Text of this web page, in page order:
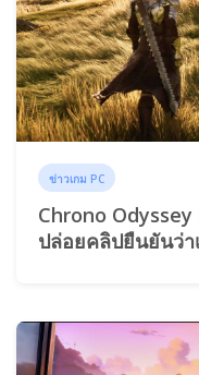
ข่าวเกม PC
Chrono Odyssey
ปล่อยคลิปยืนยันว่า